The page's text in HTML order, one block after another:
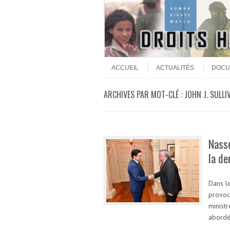
Menu
ACCUEIL
ACTUALITÉS
ARCHIVES PAR MOT-CLÉ : JOHN J.
la
Dans